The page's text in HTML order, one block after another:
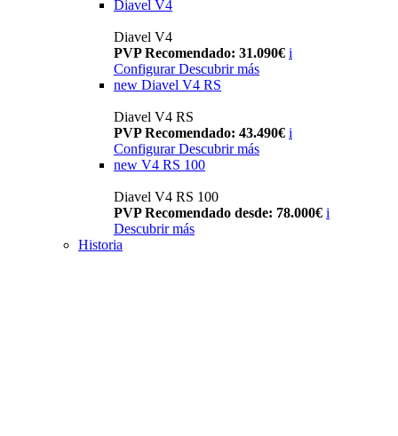
Diavel V4
Diavel V4
PVP Recomendado: 31.090€ i
Configurar Descubrir más
new Diavel V4 RS
Diavel V4 RS
PVP Recomendado: 43.490€ i
Configurar Descubrir más
new V4 RS 100
Diavel V4 RS 100
PVP Recomendado desde: 78.000€ i
Descubrir más
Historia